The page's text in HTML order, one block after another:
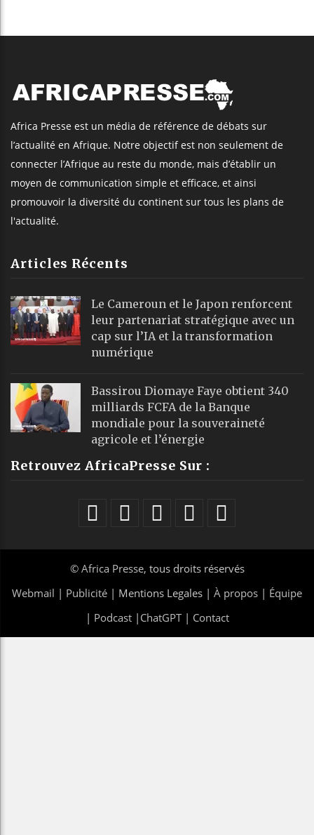
Africa Presse est un média de référence de débats sur
l’actualité en Afrique. Notre objectif est non seulement de
connecter l’Afrique au reste du monde, mais d’établir un
moyen de communication simple et efficace, et ainsi
promouvoir la diversité du continent sur tous les plans de
l'actualité.
Articles Récents
Le Cameroun et le Japon renforcent
leur partenariat stratégique avec un
cap sur l’IA et la transformation
numérique
Bassirou Diomaye Faye obtient 340
milliards FCFA de la Banque
mondiale pour la souveraineté
agricole et l’énergie
Retrouvez AfricaPresse Sur :
© Africa Presse, tous droits réservés
Webmail | Publicité | Mentions Legales | À propos | Équipe
| Podcast| ChatGPT| Contact